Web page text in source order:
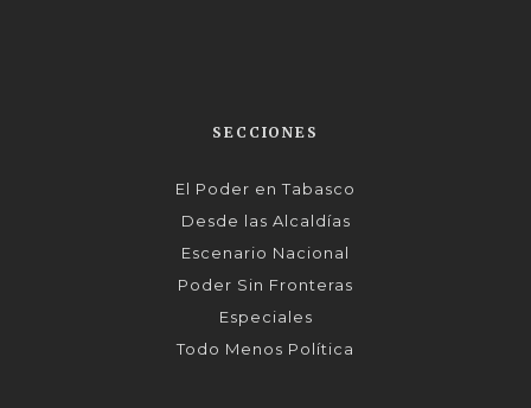
SECCIONES
El Poder en Tabasco
Desde las Alcaldías
Escenario Nacional
Poder Sin Fronteras
Especiales
Todo Menos Política